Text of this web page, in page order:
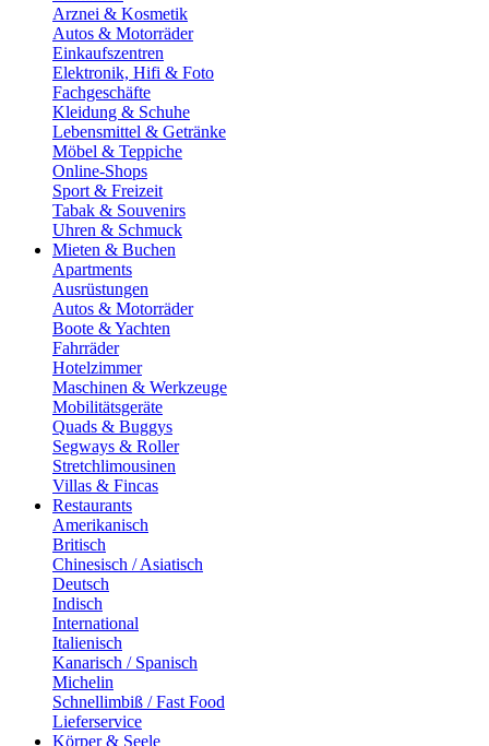
Arznei & Kosmetik
Autos & Motorräder
Einkaufszentren
Elektronik, Hifi & Foto
Fachgeschäfte
Kleidung & Schuhe
Lebensmittel & Getränke
Möbel & Teppiche
Online-Shops
Sport & Freizeit
Tabak & Souvenirs
Uhren & Schmuck
Mieten & Buchen
Apartments
Ausrüstungen
Autos & Motorräder
Boote & Yachten
Fahrräder
Hotelzimmer
Maschinen & Werkzeuge
Mobilitätsgeräte
Quads & Buggys
Segways & Roller
Stretchlimousinen
Villas & Fincas
Restaurants
Amerikanisch
Britisch
Chinesisch / Asiatisch
Deutsch
Indisch
International
Italienisch
Kanarisch / Spanisch
Michelin
Schnellimbiß / Fast Food
Lieferservice
Körper & Seele